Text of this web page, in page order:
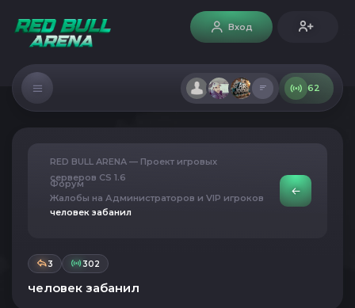
Вход
62
RED BULL ARENA — Проект игровых
серверов CS 1.6
Форум
Жалобы на Администраторов и VIP игроков
человек забанил
3 302
человек забанил